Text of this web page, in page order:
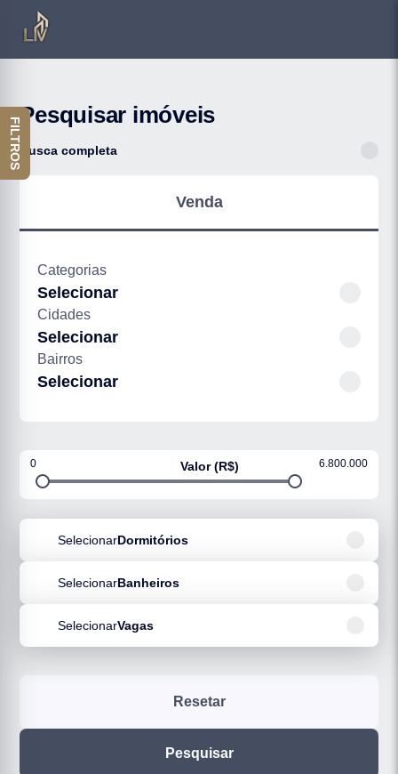
FILTROS
Pesquisar imóveis
Busca completa
Venda
Categorias
Selecionar
Cidades
Selecionar
Bairros
Selecionar
0 Valor (R$) 6.800.000
SelecionarDormitórios
SelecionarBanheiros
SelecionarVagas
Resetar
Pesquisar